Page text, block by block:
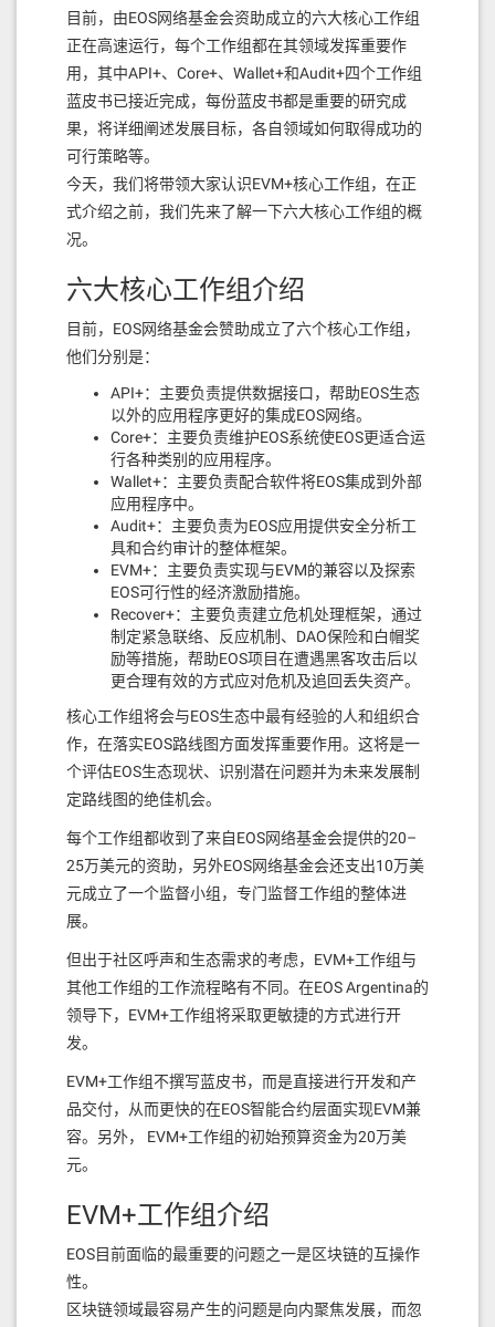
系统合约升级
时间线
以下时间表是理想的，可能会随着发展的变化而变
2022 年 1 月 31 日— Mandel 3.0 的候选版本
2022 年 2 月— Mandel 3.0 测试网络启动和社
区验证
2022 年 3 月 1 日— Mandel 3.0 最终版本
2022 年 3 月 2 日——网络部署 Contract Pays
系统合约
2022 年 4 月 1 日——Mandel 2.3 发布
2022 年 4 月 9 日——下一次伊甸园选举
2022 年 5 月 19 日——硬分叉激活。（2022年
的黄金分割率）
这将标志着 EOS 独立于 block.one 的象征性完成，因
为这将是 EOS 网络第一次运行不是由 block.one 开发
或发布的软件版本。
资金
EOS 网络基金会已与 Clarionos 达成协议（待区块生
产者批准），在 Mandel 3.0 候选版本交付后（2022
后，Clarionos 将支持社区修复在测试阶段发现的任何
错误。
未来方向
该路线图是 EOS 独立的最短路径，也是振兴 EOS 多
年计划的第一步。您将在下一次路线图更新中看到的
一些项目包括：3 秒确定性、加速 EVM 支持的内在函
数以及加速隐私应用程序的内在函数。
EOS 即将以多年未见的速度加快发展速度。
原文地址：https://medium.com/edenoneos/eos-
mandel-to-takeover-eosio-in-2022-2e25bf5451f0
目前，由EOS网络基金会资助成立的六大核心工作组
正在高速运行，每个工作组都在其领域发挥重要作
用，其中API+、Core+、Wallet+和Audit+四个工作组
蓝皮书已接近完成，每份蓝皮书都是重要的研究成
果，将详细阐述发展目标，各自领域如何取得成功的
可行策略等。
今天，我们将带领大家认识EVM+核心工作组，在正
式介绍之前，我们先来了解一下六大核心工作组的概
况。
六大核心工作组介绍
目前，EOS网络基金会赞助成立了六个核心工作组，
他们分别是：
API+：主要负责提供数据接口，帮助EOS生态
以外的应用程序更好的集成EOS网络。
Core+：主要负责维护EOS系统使EOS更适合运
行各种类别的应用程序。
Wallet+：主要负责配合软件将EOS集成到外部
应用程序中。
Audit+：主要负责为EOS应用提供安全分析工
具和合约审计的整体框架。
EVM+：主要负责实现与EVM的兼容以及探索
EOS可行性的经济激励措施。
Recover+：主要负责建立危机处理框架，通过
制定紧急联络、反应机制、DAO保险和白帽奖
励等措施，帮助EOS项目在遭遇黑客攻击后以
更合理有效的方式应对危机及追回丢失资产。
核心工作组将会与EOS生态中最有经验的人和组织合
作，在落实EOS路线图方面发挥重要作用。这将是一
个评估EOS生态现状、识别潜在问题并为未来发展制
定路线图的绝佳机会。
每个工作组都收到了来自EOS网络基金会提供的20–
25万美元的资助，另外EOS网络基金会还支出10万美
元成立了一个监督小组，专门监督工作组的整体进
展。
但出于社区呼声和生态需求的考虑，EVM+工作组与
其他工作组的工作流程略有不同。在EOS Argentina的
领导下，EVM+工作组将采取更敏捷的方式进行开
发。
EVM+工作组不撰写蓝皮书，而是直接进行开发和产
品交付，从而更快的在EOS智能合约层面实现EVM兼
容。另外， EVM+工作组的初始预算资金为20万美
元。
EVM+工作组介绍
EOS目前面临的最重要的问题之一是区块链的互操作
性。
区块链领域最容易产生的问题是向内聚焦发展，而忽